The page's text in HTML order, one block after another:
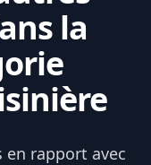
la
en rapport avec